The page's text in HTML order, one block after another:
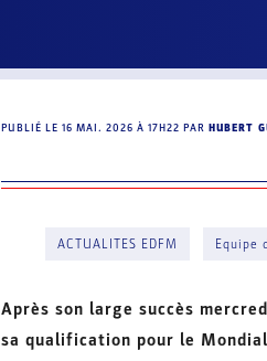
PUBLIÉ LE 16 MAI. 2026 À 17H22 PAR HUBERT
ACTUALITES EDFM Equipe
Après son large succès
sa qualification pour le